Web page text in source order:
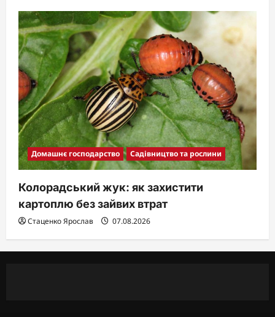
Домашнє господарство Садівництво та рослини
Колорадський жук: як захистити
картоплю без зайвих втрат
Стаценко Ярослав 07.08.2026